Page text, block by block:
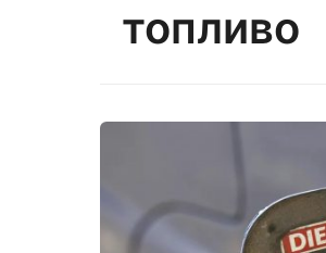
топливо